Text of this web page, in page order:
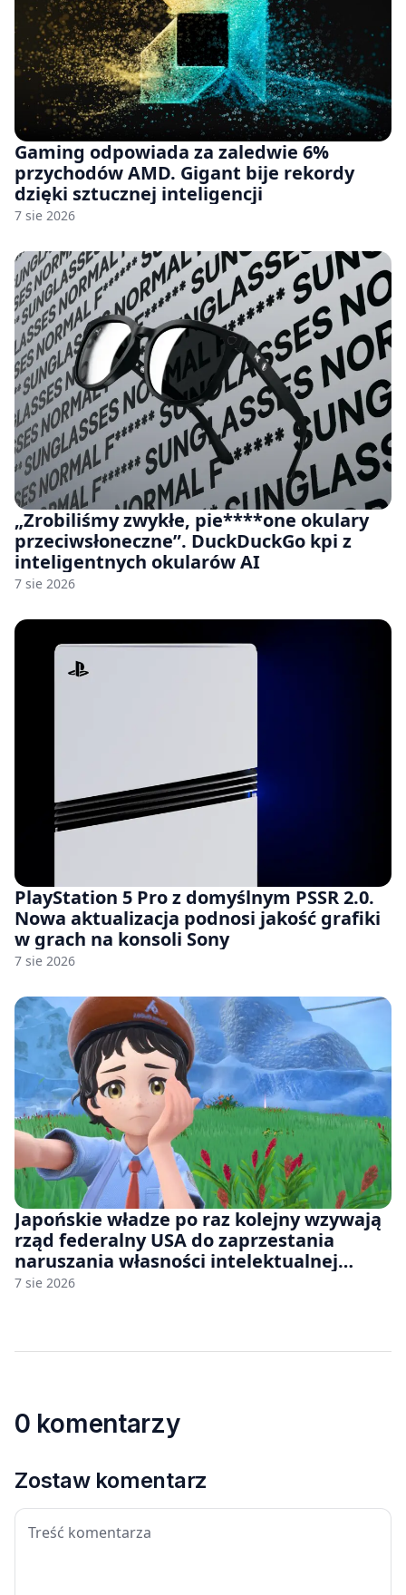
Gaming odpowiada za zaledwie 6%
przychodów AMD. Gigant bije rekordy
dzięki sztucznej inteligencji
7 sie 2026
„Zrobiliśmy zwykłe, pie****one okulary
przeciwsłoneczne”. DuckDuckGo kpi z
inteligentnych okularów AI
7 sie 2026
PlayStation 5 Pro z domyślnym PSSR 2.0.
Nowa aktualizacja podnosi jakość grafiki
w grach na konsoli Sony
7 sie 2026
Japońskie władze po raz kolejny wzywają
rząd federalny USA do zaprzestania
naruszania własności intelektualnej
japońskich gier i anime
7 sie 2026
0 komentarzy
Zostaw komentarz